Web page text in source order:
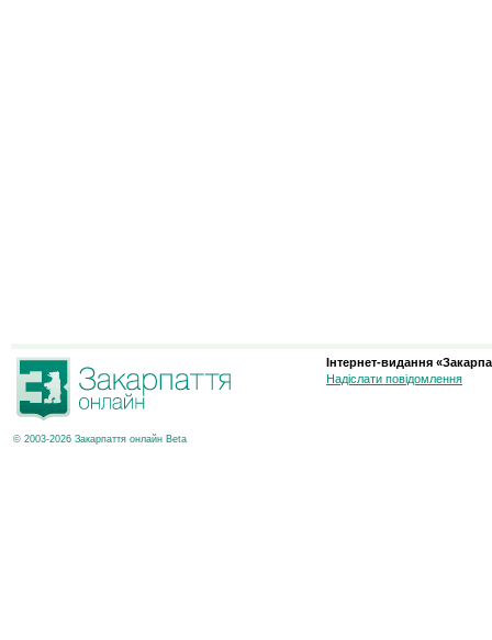
© 2003-2026 Закарпаття онлайн Beta
Інтернет-видання
Надіслати повідомлення